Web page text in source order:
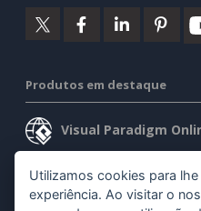
Produtos em destaque
Visual Paradigm
Visual Paradigm
Utilizamos cookies para
experiência. Ao visitar o